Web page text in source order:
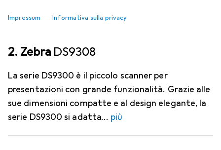
Impressum Informativa sulla privacy
2. Zebra DS9308
La serie DS9300 è il piccolo scanner per
presentazioni con grande funzionalità. Grazie alle
sue dimensioni compatte e al design elegante, la
serie DS9300 si adatta
più